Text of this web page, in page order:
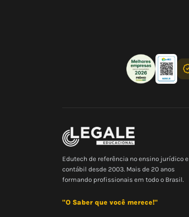
Edutech de referência no ensino jurídico e
contábil desde 2003. Mais de 20 anos
formando profissionais em todo o Brasil.
"O Saber que você merece!"